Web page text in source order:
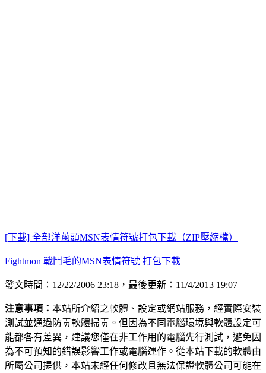
[下載] 全部洋蔥頭MSN表情符號打包下載（ZIP壓縮檔）
Fightmon 戰鬥毛的MSN表情符號 打包下載
發文時間：12/22/2006 23:18，最後更新：11/4/2013 19:07
注意事項： 本站所介紹之軟體、設定或網站服務，經實際安裝
測試並通過防毒軟體掃毒。但因為不同電腦環境與軟體設定可
能都各有差異，建議您僅在非工作用的電腦先行測試，避免因
為不可預知的錯誤影響工作或電腦運作。從本站下載的軟體由
所屬公司提供，本站未經任何修改且無法保證軟體公司可能在